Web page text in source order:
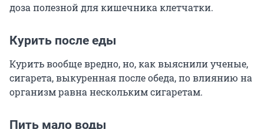
доза полезной для кишечника клетчатки.
Курить после еды
Курить вообще вредно, но, как выяснили ученые,
сигарета, выкуренная после обеда, по влиянию на
организм равна нескольким сигаретам.
Пить мало воды